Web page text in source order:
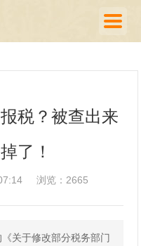
税？被查出来
了！
浏览：2665
关于修改部分税务部门